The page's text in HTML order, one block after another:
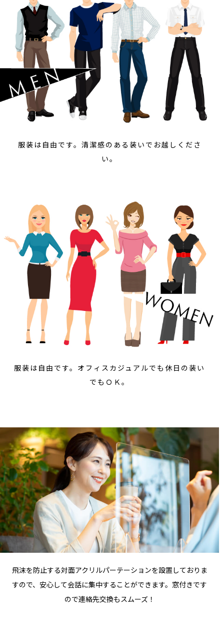
服装は自由です。清潔感のある装いでお越しくださ
い。
服装は自由です。オフィスカジュアルでも休日の装い
でもＯＫ。
飛沫を防止する対面アクリルパーテーションを設置しておりま
すので、安心して会話に集中することができます。窓付きです
ので連絡先交換もスムーズ！